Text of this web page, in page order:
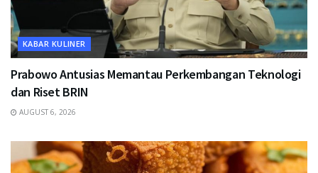
KABAR KULINER
Prabowo Antusias Memantau Perkembangan Teknologi
dan Riset BRIN
AUGUST 6, 2026